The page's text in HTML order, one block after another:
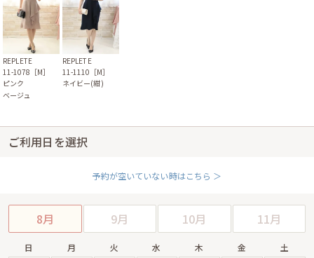
REPLETE
11-1078［M］
ピンク
ベージュ
REPLETE
11-1110［M］
ネイビー(紺)
ご利用日を選択
予約が空いていない時はこちら ＞
8月 9月 10月 11月
日 月 火 水 木 金 土